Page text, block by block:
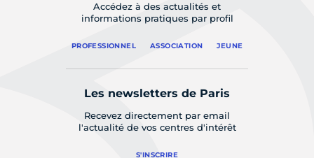
Accédez à des actualités et
informations pratiques par profil
PROFESSIONNEL ASSOCIATION JEUNE
Les newsletters de Paris
Recevez directement par email
l'actualité de vos centres d'intérêt
S'INSCRIRE